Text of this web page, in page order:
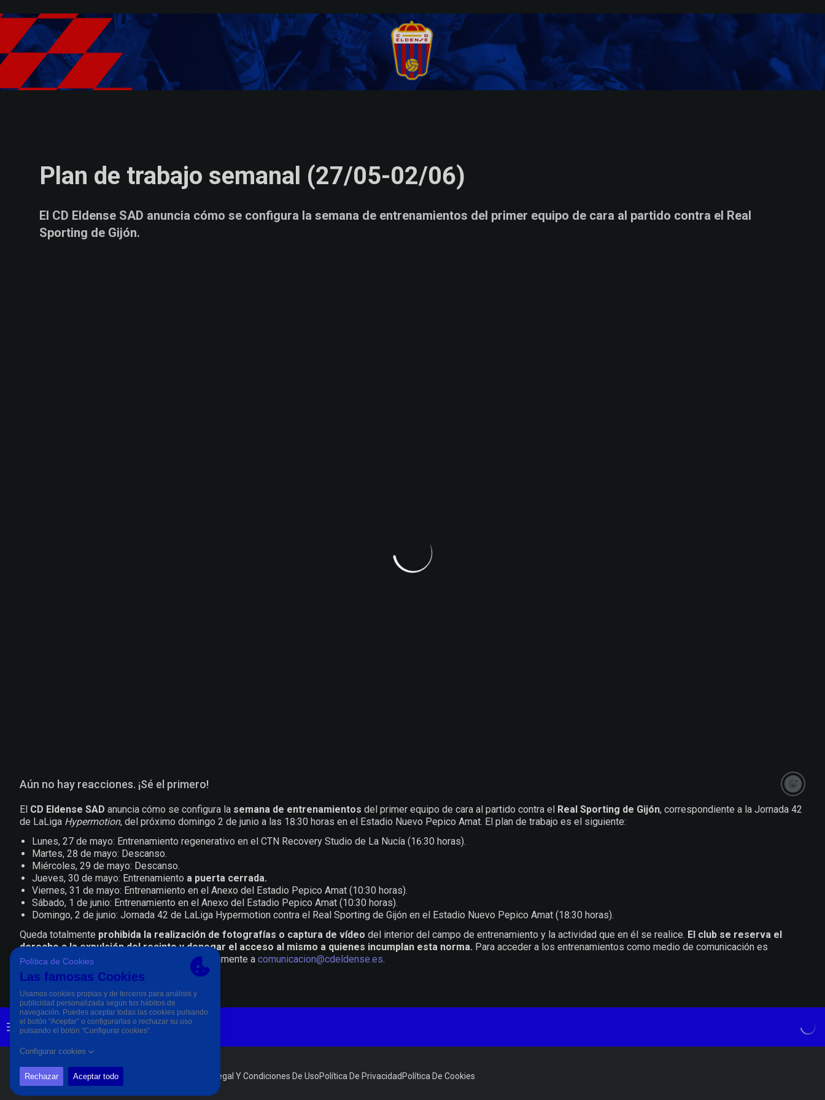
Plan de trabajo semanal (27/05-02/06)
El CD Eldense SAD anuncia cómo se configura la semana de entrenamientos del primer equipo de cara al partido contra el Real
Sporting de Gijón.
Aún no hay reacciones. ¡Sé el primero!
El CD Eldense SAD anuncia cómo se configura la semana de entrenamientos del primer equipo de cara al partido contra el Real Sporting de Gijón, correspondiente a la Jornada 42
de LaLiga Hypermotion, del próximo domingo 2 de junio a las 18:30 horas en el Estadio Nuevo Pepico Amat. El plan de trabajo es el siguiente:
Lunes, 27 de mayo: Entrenamiento regenerativo en el CTN Recovery Studio de La Nucía (16:30 horas).
Martes, 28 de mayo: Descanso.
Miércoles, 29 de mayo: Descanso.
Jueves, 30 de mayo: Entrenamiento a puerta cerrada.
Viernes, 31 de mayo: Entrenamiento en el Anexo del Estadio Pepico Amat (10:30 horas).
Sábado, 1 de junio: Entrenamiento en el Anexo del Estadio Pepico Amat (10:30 horas).
Domingo, 2 de junio: Jornada 42 de LaLiga Hypermotion contra el Real Sporting de Gijón en el Estadio Nuevo Pepico Amat (18:30 horas).
Queda totalmente prohibida la realización de fotografías o captura de vídeo del interior del campo de entrenamiento y la actividad que en él se realice. El club se reserva el
derecho a la expulsión del recinto y denegar el acceso al mismo a quienes incumplan esta norma. Para acceder a los entrenamientos como medio de comunicación es
imprescindible solicitar esta posibilidad previamente a comunicacion@cdeldense.es.
Aviso Legal Y Condiciones De UsoPolítica De Privacidad Política De Cookies
PÀGINA OFICIAL © CD ELDENSE 2023